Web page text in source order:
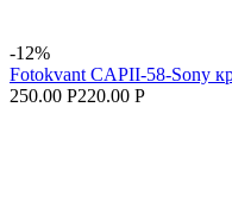
-12%
Fotokvant CAPII-58-Sony
250.00 Р220.00 Р